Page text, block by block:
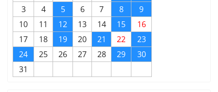
3
4 5 6 7 8
9
10
11 12 13 14 15
16
17
18 19 20 21 22
23
24
25 26 27 28 29
30
31